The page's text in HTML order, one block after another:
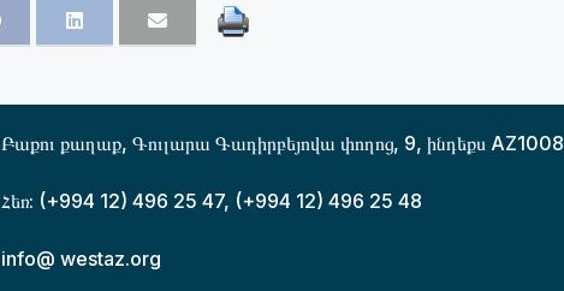
Բաքու քաղաք, Գուլարա Գադիրբեյովա փողոց, 9, ինդեքս AZ1008
Հեռ: (+994 12) 496 25 47, (+994 12) 496 25 48
info@ westaz.org